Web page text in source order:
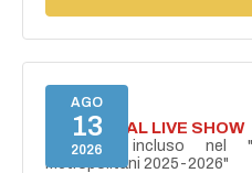
AGO
13
2026
I PERSONAL LIVE SHOW
Progetto incluso nel
Metropolitani 2025-2026"